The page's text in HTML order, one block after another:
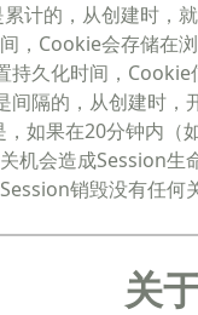
计的，从创建时，
，Cookie会存储在
持久化时间，
间隔的，从创建时
如果在20分钟内（
机会造成Session
销毁没有任何
关